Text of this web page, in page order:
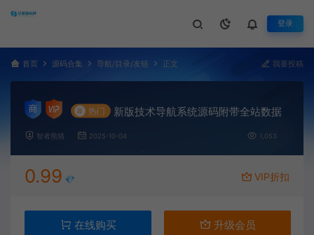
登录
首页 源码合集 导航/目录/友链 正文 我要投稿
# 热门 新版技术导航系统源码附带全站数据
智者熊猫 2025-10-04 1,053
0.99 💎 VIP折扣
在线购买 升级会员